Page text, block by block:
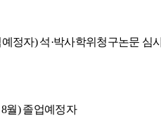
정자)석·박사학위청구논문 심
8월)졸업예정자